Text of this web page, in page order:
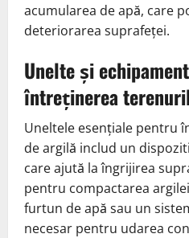
acumularea de apă, care
deteriorarea suprafeței.
Unelte și
întreținerea
Uneltele esențiale pentru
de argilă includ un
care ajută la îngrijirea
pentru compactarea
furtun de apă sau un
necesar pentru udarea